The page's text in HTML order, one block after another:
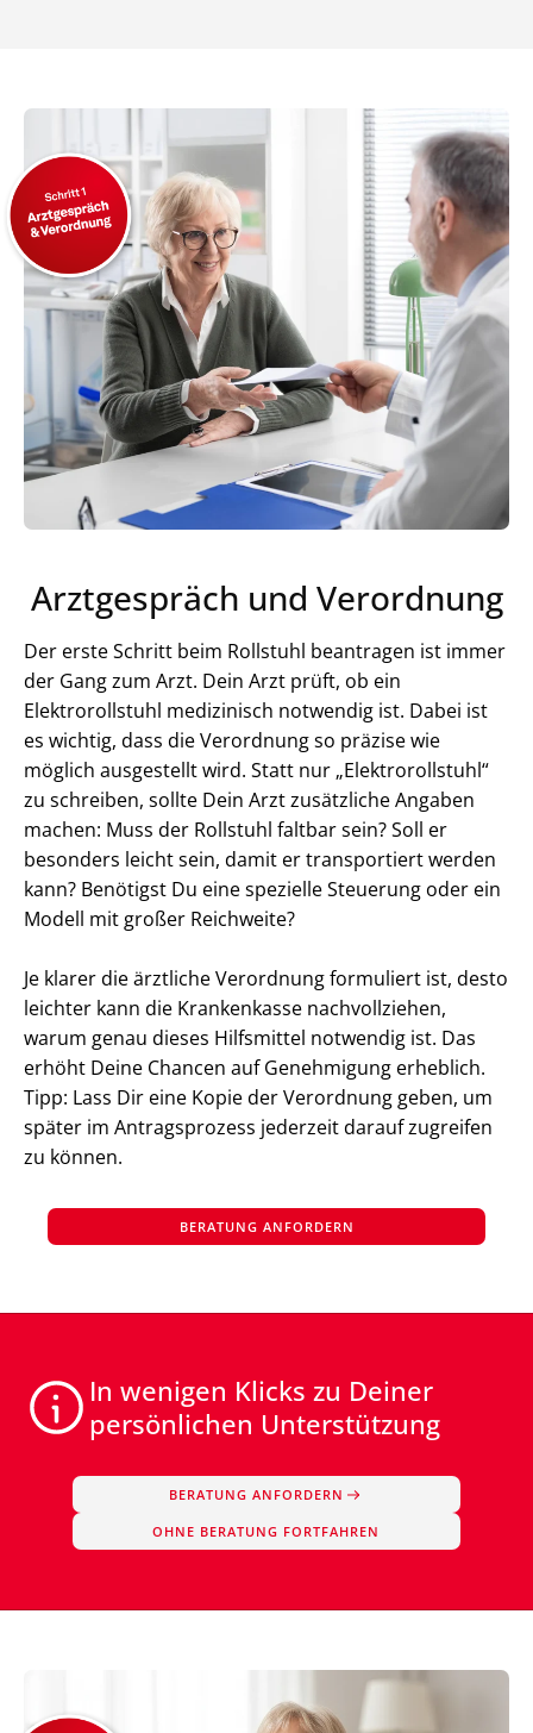
Arztgespräch und Verordnung
Der erste Schritt beim Rollstuhl beantragen ist immer
der Gang zum Arzt. Dein Arzt prüft, ob ein
Elektrorollstuhl medizinisch notwendig ist. Dabei ist
es wichtig, dass die Verordnung so präzise wie
möglich ausgestellt wird. Statt nur „Elektrorollstuhl“
zu schreiben, sollte Dein Arzt zusätzliche Angaben
machen: Muss der Rollstuhl faltbar sein? Soll er
besonders leicht sein, damit er transportiert werden
kann? Benötigst Du eine spezielle Steuerung oder ein
Modell mit großer Reichweite?
Je klarer die ärztliche Verordnung formuliert ist, desto
leichter kann die Krankenkasse nachvollziehen,
warum genau dieses Hilfsmittel notwendig ist. Das
erhöht Deine Chancen auf Genehmigung erheblich.
Tipp: Lass Dir eine Kopie der Verordnung geben, um
später im Antragsprozess jederzeit darauf zugreifen
zu können.
BERATUNG ANFORDERN
In wenigen Klicks zu Deiner
persönlichen Unterstützung
BERATUNG ANFORDERN
OHNE BERATUNG FORTFAHREN